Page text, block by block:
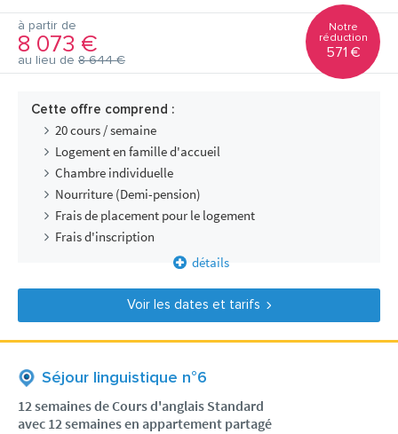
à partir de
8 073 €
au lieu de 8 644 €
Notre
réduction
571 €
Cette offre comprend :
20 cours / semaine
Logement en famille d'accueil
Chambre individuelle
Nourriture (Demi-pension)
Frais de placement pour le logement
Frais d'inscription
détails
Voir les dates et tarifs
Séjour linguistique n°6
12 semaines de Cours d'anglais Standard
avec 12 semaines en appartement partagé